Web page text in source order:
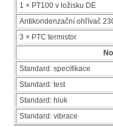
1 × PT100 v ložisku DE
Antikondenzační ohřívač
3 × PTC termistor
Standard: specifikace
Standard: test
Standard: hluk
Standard: vibrace